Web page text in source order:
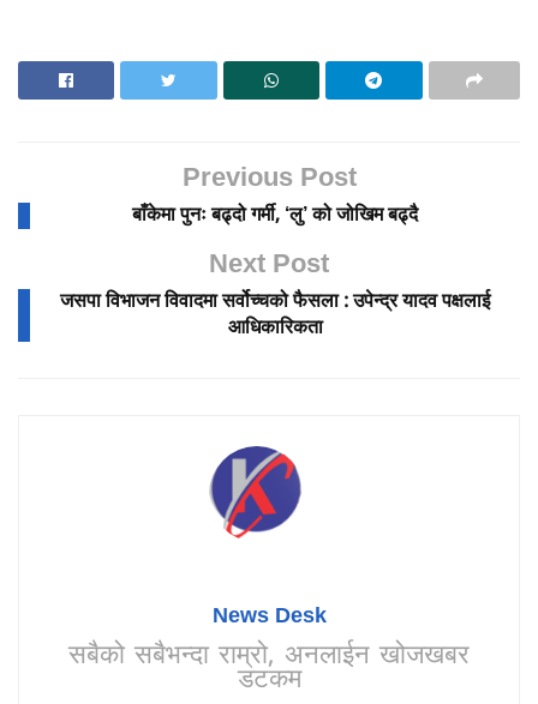
Previous Post
बाँकेमा पुनः बढ्दो गर्मी, ‘लु’ को जोखिम बढ्दै
Next Post
जसपा विभाजन विवादमा सर्वोच्चको फैसला : उपेन्द्र यादव पक्षलाई
आधिकारिकता
News Desk
सबैको सबैभन्दा राम्रो, अनलाईन खोजखबर
डटकम